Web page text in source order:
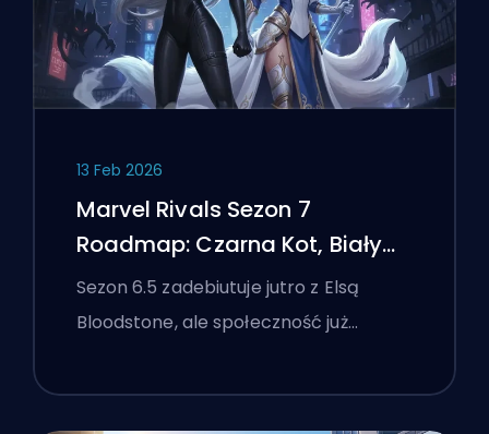
13 Feb 2026
Marvel Rivals Sezon 7
Roadmap: Czarna Kot, Biały
Lis i Wydarzenie Monsters
Take Manhattan
Sezon 6.5 zadebiutuje jutro z Elsą
Bloodstone, ale społeczność już…